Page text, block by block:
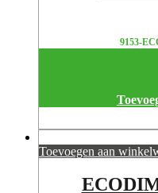
9153-
Toevoegen aan